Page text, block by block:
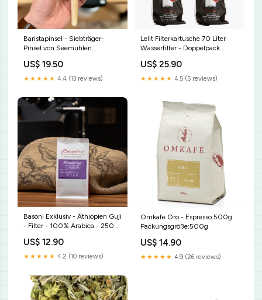
Baristapinsel - Siebträger-
Pinsel von Seemühlen
US$ 19.50
★★★★★ 4.4 (13 reviews)
Lelit Filterkartusche 70 Liter
Wasserfilter - Doppelpack
US$ 25.90
★★★★★ 4.5 (5 reviews)
Basoni Exklusiv - Äthiopien Guji
- Filter - 100% Arabica - 250g
Gemahlen:Frenchpress
(gemahlen)
US$ 12.90
★★★★★ 4.2 (10 reviews)
Omkafe Oro - Espresso 500g
Packungsgröße:500g
US$ 14.90
★★★★★ 4.9 (26 reviews)